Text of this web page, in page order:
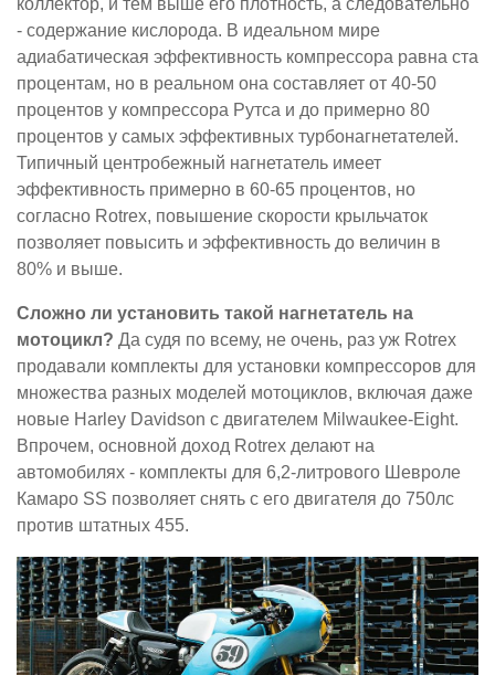
- содержание кислорода. В идеальном мире
адиабатическая эффективность компрессора равна ста
процентам, но в реальном она составляет от 40-50
процентов у компрессора Рутса и до примерно 80
процентов у самых эффективных турбонагнетателей.
Типичный центробежный нагнетатель имеет
эффективность примерно в 60-65 процентов, но
согласно Rotrex, повышение скорости крыльчаток
позволяет повысить и эффективность до величин в
80% и выше.
Сложно ли установить такой нагнетатель на
мотоцикл? Да судя по всему, не очень, раз уж Rotrex
продавали комплекты для установки компрессоров для
множества разных моделей мотоциклов, включая даже
новые Harley Davidson с двигателем Milwaukee-Eight.
Впрочем, основной доход Rotrex делают на
автомобилях - комплекты для 6,2-литрового Шевроле
Камаро SS позволяет снять с его двигателя до 750лс
против штатных 455.